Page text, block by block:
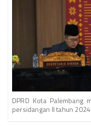
DPRD Kota Palembang
persidangan II tahun 2024